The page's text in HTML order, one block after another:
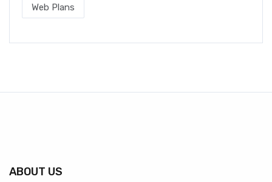
Web Plans
ABOUT US